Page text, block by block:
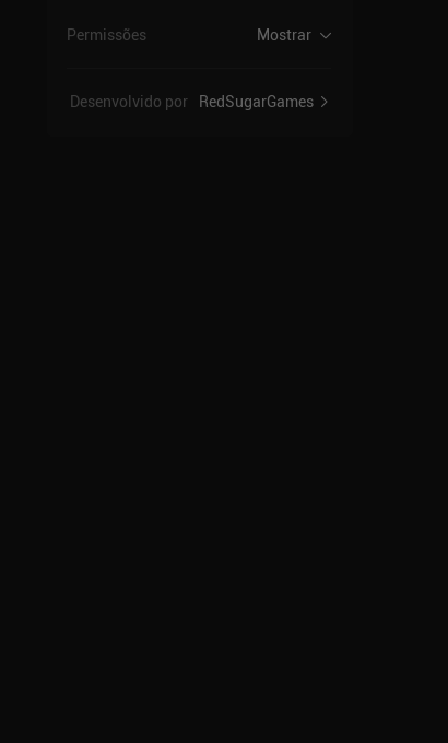
Permissões Mostrar
Desenvolvido por RedSugarGames